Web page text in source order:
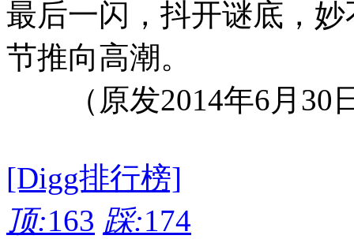
最后一闪，抖开谜底，
节推向高潮。
（原发2014年6月30
[Digg排行榜]
顶:163 踩:174